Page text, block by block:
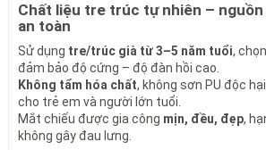
1. Mẫu Mã Sang Trọng – Tinh Tế
bề mặt chiếu phẳng, bóng và đồng đều.
Mắt chiếu nhỏtạo cảm giác nằm êm tay,
Viền đen cao cấpvới hoạ tiết sắc nét giúp
vừa sang vừa gọn mắt – hợp cả phòng hiện
Khoảng cách giữa các mắt được tối ưu,
quá khít để đảm bảo
Chất liệu tre trúc tự nhiên – nguồn
an toàn
Sử dụng tre/trúc già từ 3–5 năm tuổi,
đảm bảo độ cứng – độ đàn hồi cao.
Không tẩm hóa chất, không sơn PU độc
cho trẻ em và người lớn tuổi.
Mắt chiếu được gia công mịn, đều, đẹp,
không gây đau lưng.